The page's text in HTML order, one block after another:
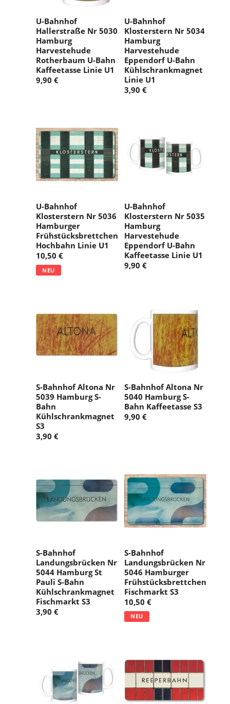
U-Bahnhof
Hallerstraße Nr 5030
Hamburg
Harvestehude
Rotherbaum U-Bahn
Kaffeetasse Linie U1
9,90 €
U-Bahnhof
Klosterstern Nr 5034
Hamburg
Harvestehude
Eppendorf U-Bahn
Kühlschrankmagnet
Linie U1
3,90 €
U-Bahnhof
Klosterstern Nr 5036
Hamburger
Frühstücksbrettchen
Hochbahn Linie U1
10,50 €
NEU
U-Bahnhof
Klosterstern Nr 5035
Hamburg
Harvestehude
Eppendorf U-Bahn
Kaffeetasse Linie U1
9,90 €
S-Bahnhof Altona Nr
5039 Hamburg S-
Bahn
Kühlschrankmagnet
S3
3,90 €
S-Bahnhof Altona Nr
5040 Hamburg S-
Bahn Kaffeetasse S3
9,90 €
S-Bahnhof
Landungsbrücken Nr
5044 Hamburg St
Pauli S-Bahn
Kühlschrankmagnet
Fischmarkt S3
3,90 €
S-Bahnhof
Landungsbrücken Nr
5046 Hamburger
Frühstücksbrettchen
Fischmarkt S3
10,50 €
NEU